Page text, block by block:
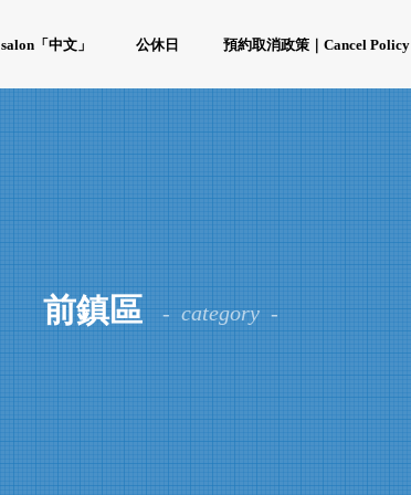
salon「中文」 公休日 預約取消政策｜Cancel Policy
前鎮區 category